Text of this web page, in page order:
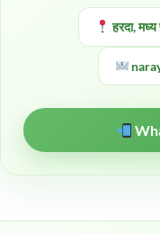
हरदा,